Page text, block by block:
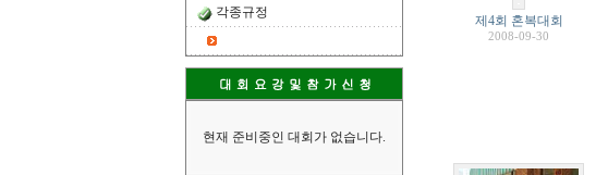
각종규정
현재 준비중인 대회가 없습니다.
제4회 혼복대회
2008-09-30